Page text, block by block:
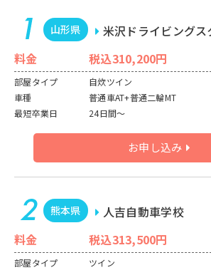
山形県
米沢ドライビングス
料金
税込310,200円
部屋タイプ
自炊ツイン
車種
普通車AT+普通二輪MT
最短卒業日
24日間～
お申し込み
熊本県
人吉自動車学校
料金
税込313,500円
部屋タイプ
ツイン